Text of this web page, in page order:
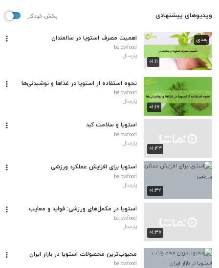
ویدیوهای پیشنهادی پخش خودکار
۰۱:۱۱
بعدی اهمیت مصرف استویا در سالمندان
belowfood
پارسال
۰۱:۱۷
نحوه استفاده از استویا در غذاها و نوشیدنی‌ها
belowfood
پارسال
۰۱:۴۳
استویا و سلامت کبد
belowfood
پارسال
۰۱:۳۴
استویا برای افزایش عملکرد ورزشی
belowfood
پارسال
۰۱:۳۷
استویا در مکمل‌های ورزشی: فواید و معایب
belowfood
پارسال
محبوب‌ترین محصولات استویا در بازار ایران
belowfood